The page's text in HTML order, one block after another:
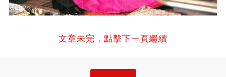
文章未完，點擊下一頁繼續